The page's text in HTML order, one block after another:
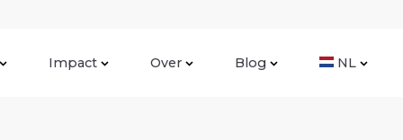
Impact Over Blog NL